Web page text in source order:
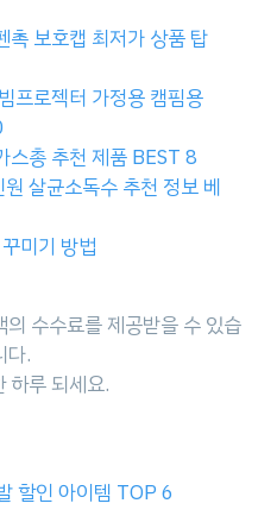
촉 보호캡 최저가 상품 탑
프로젝터 가정용 캠핌용
스총 추천 제품 BEST 8
살균소독수 추천 정보 베
미기 방법
수수료를 제공받을 수 있습
다.
하루 되세요.
할인 아이템 TOP 6